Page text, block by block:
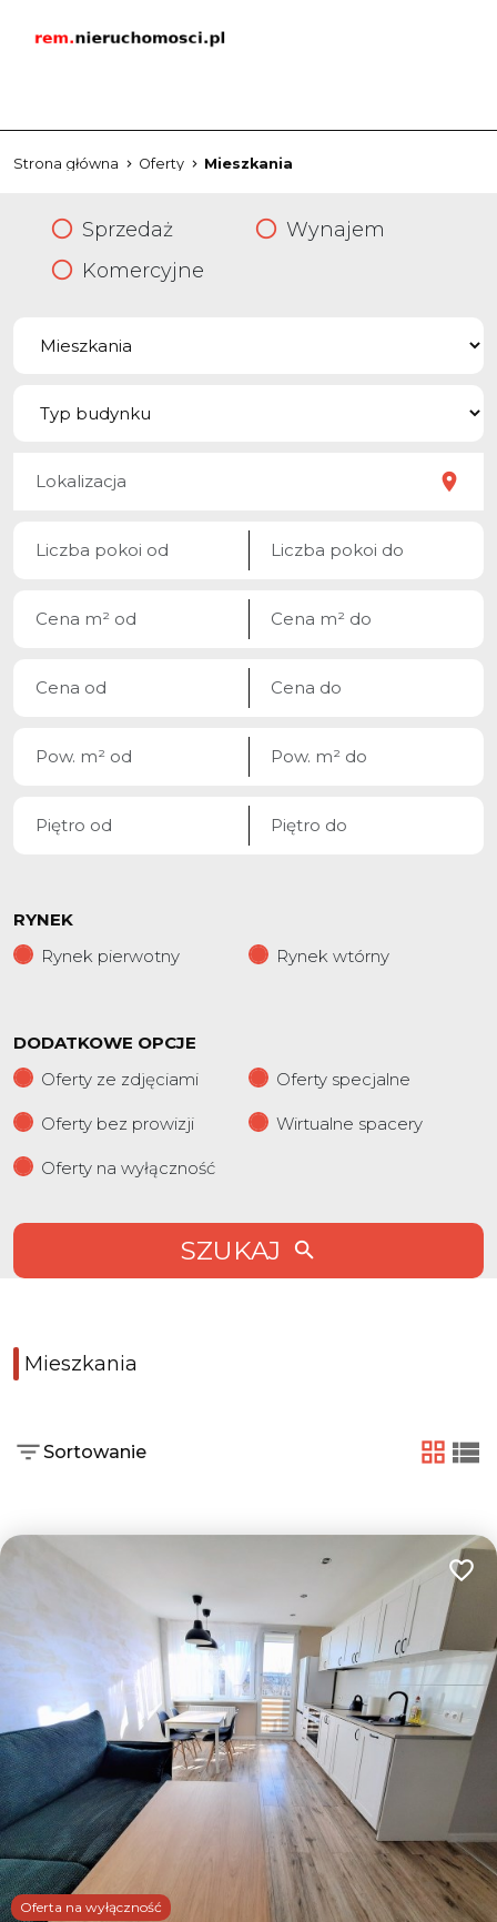
Strona główna Oferty Mieszkania
Sprzedaż
Wynajem
Komercyjne
RYNEK
Rynek pierwotny
Rynek wtórny
DODATKOWE OPCJE
Oferty ze zdjęciami
Oferty specjalne
Oferty bez prowizji Wirtualne spacery
Oferty na wyłączność
SZUKAJ
Mieszkania
Sortowanie
tabela
Oferta na wyłączność